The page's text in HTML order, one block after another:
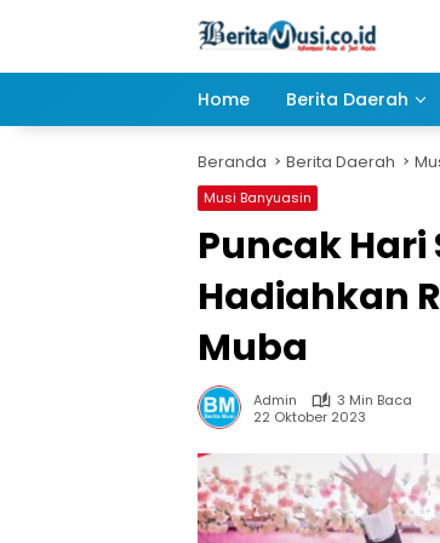
Home Berita Daerah
Beranda Berita Daerah
Musi Banyuasin
Puncak
Hadiahkan
Muba
Admin
3 Min Baca
22 Oktober 2023